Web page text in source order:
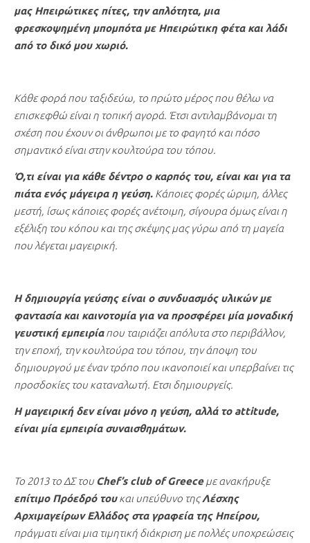
μας Ηπειρώτικες πίτες, την απλότητα, μια
φρεσκοψημένη μπομπότα με Ηπειρώτικη φέτα και λάδι
από το δικό μου χωριό.
Κάθε φορά που ταξιδεύω, το πρώτο μέρος που θέλω να
επισκεφθώ είναι η τοπική αγορά. Έτσι αντιλαμβάνομαι τη
σχέση που έχουν οι άνθρωποι με το φαγητό και πόσο
σημαντικό είναι στην κουλτούρα του τόπου.
Ό,τι είναι για κάθε δέντρο ο καρπός του, είναι και για τα
πιάτα ενός μάγειρα η γεύση. Κάποιες φορές ώριμη, άλλες
μεστή, ίσως κάποιες φορές ανέτοιμη, σίγουρα όμως είναι η
εξέλιξη του κόπου και της σκέψης μας γύρω από τη μαγεία
που λέγεται μαγειρική.
Η δημιουργία γεύσης είναι ο συνδυασμός υλικών με
φαντασία και καινοτομία για να προσφέρει μία μοναδική
γευστική εμπειρίαπου ταιριάζει απόλυτα στο περιβάλλον,
την εποχή, την κουλτούρα του τόπου, την άποψη του
δημιουργού με έναν τρόπο που ικανοποιεί και υπερβαίνει τις
προσδοκίες του καταναλωτή. Ετσι δημιουργείς.
Η μαγειρική δεν είναι μόνο η γεύση, αλλά το attitude,
είναι μία εμπειρία συναισθημάτων.
Το 2013 το ΔΣ του Chef’s club of Greeceμε ανακήρυξε
επίτιμο Πρόεδρό τουκαι υπεύθυνο τηςΛέσχης
Αρχιμαγείρων Ελλάδος στα γραφεία της Ηπείρου,
πράγματι είναι μια τιμητική διάκριση με πολλές υποχρεώσεις